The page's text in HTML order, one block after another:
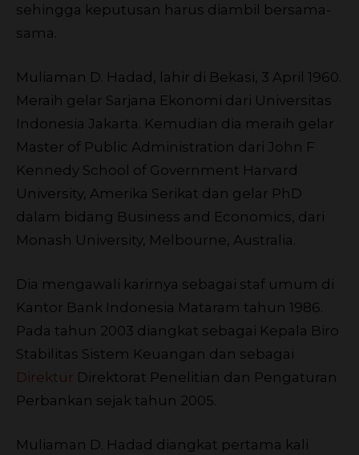
sehingga keputusan harus diambil bersama-
sama.
Muliaman D. Hadad, lahir di Bekasi, 3 April 1960.
Meraih gelar Sarjana Ekonomi dari Universitas
Indonesia Jakarta. Kemudian dia meraih gelar
Master of Public Administration dari John F
Kennedy School of Government Harvard
University, Amerika Serikat dan gelar PhD
dalam bidang Business and Economics, dari
Monash University, Melbourne, Australia.
Dia mengawali karirnya sebagai staf umum di
Kantor Bank Indonesia Mataram tahun 1986.
Pada tahun 2003 diangkat sebagai Kepala Biro
Stabilitas Sistem Keuangan dan sebagai
Direktur Direktorat Penelitian dan Pengaturan
Perbankan sejak tahun 2005.
Muliaman D. Hadad diangkat pertama kali